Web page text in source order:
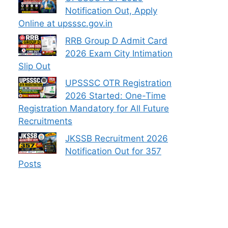
Notification Out, Apply
Online at upsssc.gov.in
RRB Group D Admit Card
2026 Exam City Intimation
Slip Out
UPSSSC OTR Registration
2026 Started: One-Time
Registration Mandatory for All Future
Recruitments
JKSSB Recruitment 2026
Notification Out for 357
Posts